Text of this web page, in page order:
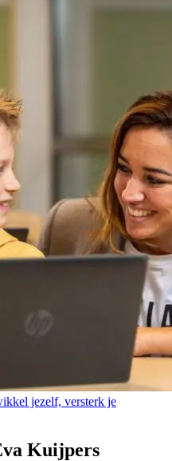
jezelf, versterk je
Kuijpers